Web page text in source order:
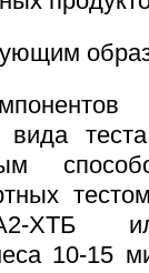
вида
ХТБ
10-15